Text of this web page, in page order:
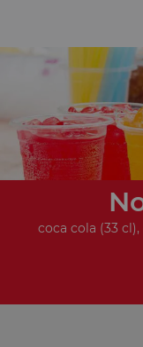
coca cola (33